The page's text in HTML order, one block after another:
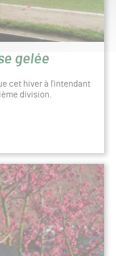
gelée
cet hiver à l’intendant
division.